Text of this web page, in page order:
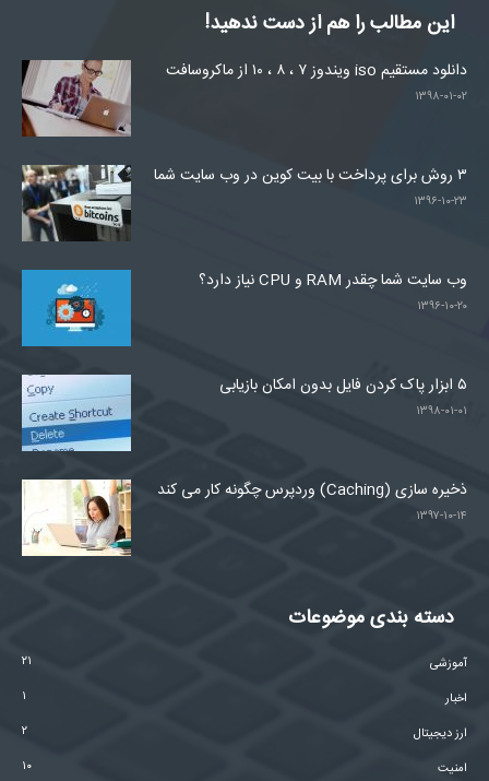
این مطالب را هم از دست ندهید!
دانلود مستقیم iso ویندوز ۷ ، ۸ ، ۱۰ از ماکروسافت
۱۳۹۸-۰۱-۰۲
۳ روش برای پرداخت با بیت کوین در وب سایت شما
۱۳۹۶-۱۰-۲۳
وب سایت شما چقدر RAM و CPU نیاز دارد؟
۱۳۹۶-۱۰-۲۰
۵ ابزار پاک کردن فایل بدون امکان بازیابی
۱۳۹۸-۰۱-۰۱
ذخیره سازی (Caching) وردپرس چگونه کار می کند
۱۳۹۷-۱۰-۱۴
دسته بندی موضوعات
آموزشی
۲۱
اخبار
۱
ارز دیجیتال
۲
امنیت
۱۰